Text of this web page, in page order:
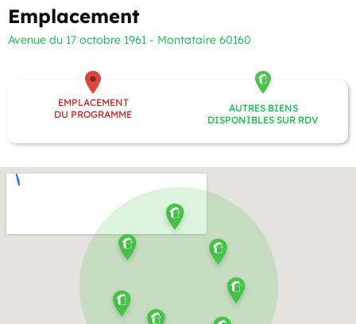
Emplacement
Avenue du 17 octobre 1961 - Montataire 60160
EMPLACEMENT
DU PROGRAMME
AUTRES BIENS
DISPONIBLES SUR RDV